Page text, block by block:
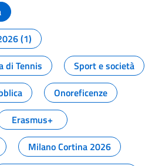
(1)
di Tennis
Sport e società
Onoreficenze
Erasmus+
Milano Cortina 2026